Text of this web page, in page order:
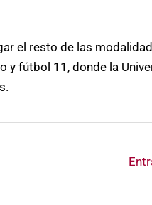
el resto de las
y fútbol 11, donde la